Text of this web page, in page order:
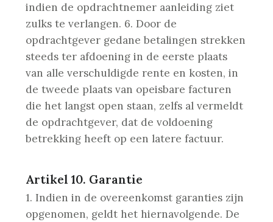
indien de opdrachtnemer aanleiding ziet
zulks te verlangen. 6. Door de
opdrachtgever gedane betalingen strekken
steeds ter afdoening in de eerste plaats
van alle verschuldigde rente en kosten, in
de tweede plaats van opeisbare facturen
die het langst open staan, zelfs al vermeldt
de opdrachtgever, dat de voldoening
betrekking heeft op een latere factuur.
Artikel 10. Garantie
1. Indien in de overeenkomst garanties zijn
opgenomen, geldt het hiernavolgende. De